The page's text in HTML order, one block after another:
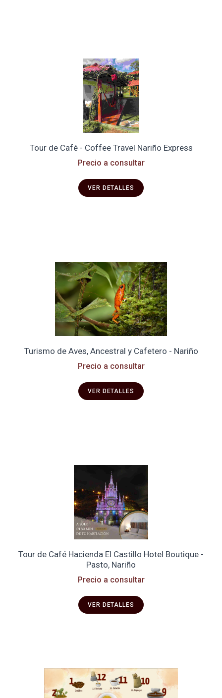
Tour de Café - Coffee Travel Nariño Express
Precio a consultar
VER DETALLES
Turismo de Aves, Ancestral y Cafetero - Nariño
Precio a consultar
VER DETALLES
Tour de Café Hacienda El Castillo Hotel Boutique -
Pasto, Nariño
Precio a consultar
VER DETALLES